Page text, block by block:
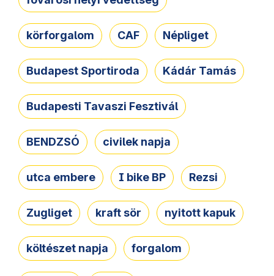
körforgalom CAF Népliget
Budapest Sportiroda Kádár Tamás
Budapesti Tavaszi Fesztivál
BENDZSÓ civilek napja
utca embere I bike BP Rezsi
Zugliget kraft sör nyitott kapuk
költészet napja forgalom